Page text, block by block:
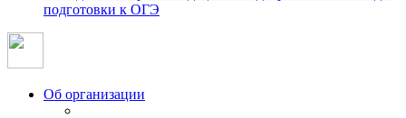
подготовки к ОГЭ
Об организации